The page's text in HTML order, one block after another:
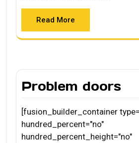
Read More
Problem doors
[fusion_builder_container
hundred_percent="no"
hundred_percent_height="no"